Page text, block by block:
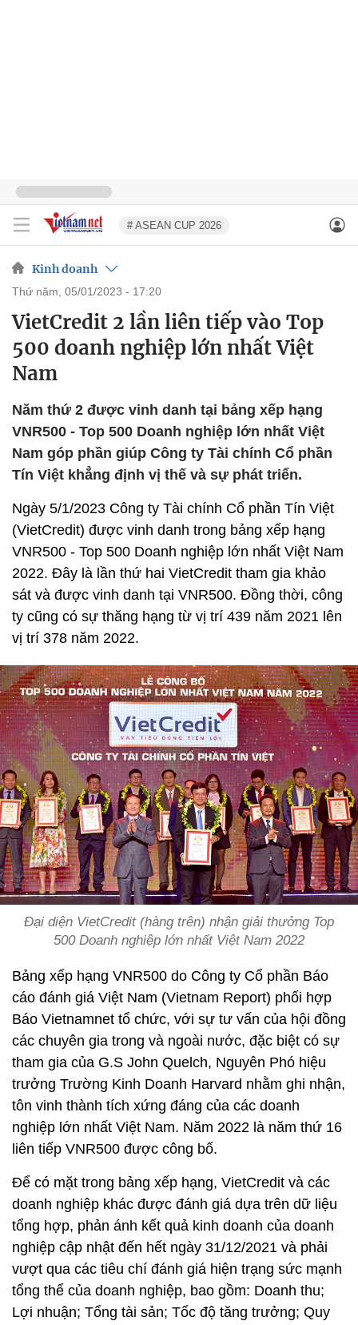
# ASEAN CUP 2026
Kinh doanh
thứ năm, 05/01/2023 - 17:20
VietCredit 2 lần liên tiếp vào Top
500 doanh nghiệp lớn nhất Việt
Nam
Năm thứ 2 được vinh danh tại bảng xếp hạng
VNR500 - Top 500 Doanh nghiệp lớn nhất Việt
Nam góp phần giúp Công ty Tài chính Cổ phần
Tín Việt khẳng định vị thế và sự phát triển.
Ngày 5/1/2023 Công ty Tài chính Cổ phần Tín Việt
(VietCredit) được vinh danh trong bảng xếp hạng
VNR500 - Top 500 Doanh nghiệp lớn nhất Việt Nam
2022. Đây là lần thứ hai VietCredit tham gia khảo
sát và được vinh danh tại VNR500. Đồng thời, công
ty cũng có sự thăng hạng từ vị trí 439 năm 2021 lên
vị trí 378 năm 2022.
Đại diện VietCredit (hàng trên) nhận giải thưởng Top
500 Doanh nghiệp lớn nhất Việt Nam 2022
Bảng xếp hạng VNR500 do Công ty Cổ phần Báo
cáo đánh giá Việt Nam (Vietnam Report) phối hợp
Báo Vietnamnet tổ chức, với sự tư vấn của hội đồng
các chuyên gia trong và ngoài nước, đặc biệt có sự
tham gia của G.S John Quelch, Nguyên Phó hiệu
trưởng Trường Kinh Doanh Harvard nhằm ghi nhận,
tôn vinh thành tích xứng đáng của các doanh
nghiệp lớn nhất Việt Nam. Năm 2022 là năm thứ 16
liên tiếp VNR500 được công bố.
Để có mặt trong bảng xếp hạng, VietCredit và các
doanh nghiệp khác được đánh giá dựa trên dữ liệu
tổng hợp, phản ánh kết quả kinh doanh của doanh
nghiệp cập nhật đến hết ngày 31/12/2021 và phải
vượt qua các tiêu chí đánh giá hiện trạng sức mạnh
tổng thể của doanh nghiệp, bao gồm: Doanh thu;
Lợi nhuận; Tổng tài sản; Tốc độ tăng trưởng; Quy